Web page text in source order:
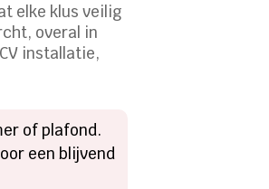
elke klus veilig
overal in
installatie,
of plafond.
een blijvend